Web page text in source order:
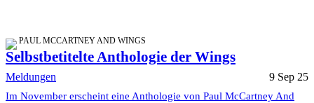
PAUL MCCARTNEY AND WINGS
Selbstbetitelte Anthologie der Wings
Meldungen 9 Sep 25
Im November erscheint eine Anthologie von Paul McCartney And